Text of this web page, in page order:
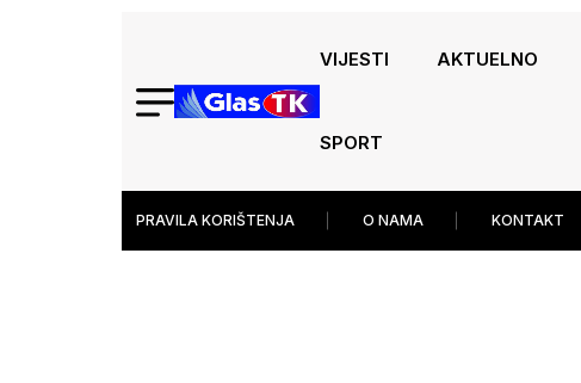
VIJESTI AKTUELNO
SPORT
PRAVILA KORIŠTENJA O NAMA KONTAKT